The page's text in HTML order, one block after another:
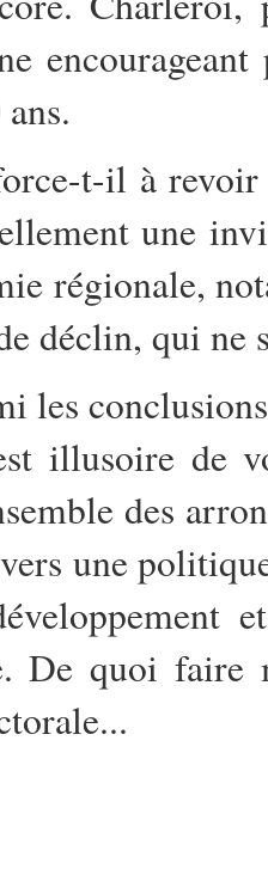
t-il à revoir
une
régionale,
déclin, qui
les
illusoire de
des
une
De quoi